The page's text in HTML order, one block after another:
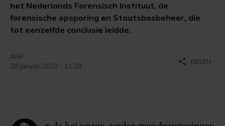
het Nederlands Forensisch Instituut, de
forensische opsporing en Staatsbosbeheer, die
tot eenzelfde conclusie leidde.
ANP
20 januari 2022 - 11:29
share DELEN